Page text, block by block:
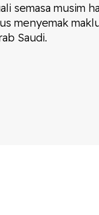
semasa musim
menyemak
Saudi.